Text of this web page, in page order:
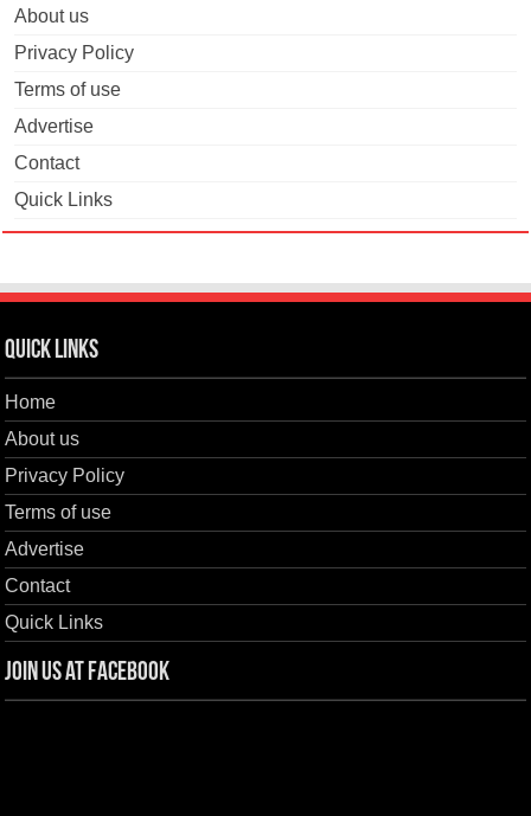
About us
Privacy Policy
Terms of use
Advertise
Contact
Quick Links
Quick Links
Home
About us
Privacy Policy
Terms of use
Advertise
Contact
Quick Links
Join us at Facebook